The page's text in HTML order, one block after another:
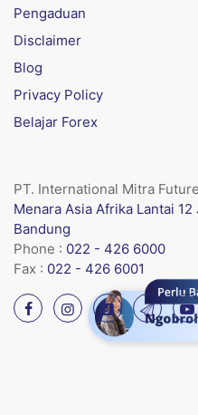
Pengaduan
Disclaimer
Blog
Privacy Policy
Belajar Forex
PT. International Mitra
Menara Asia Afrika Lantai
Bandung
Phone : 022 - 426 6000
Fax : 022 - 426 6001